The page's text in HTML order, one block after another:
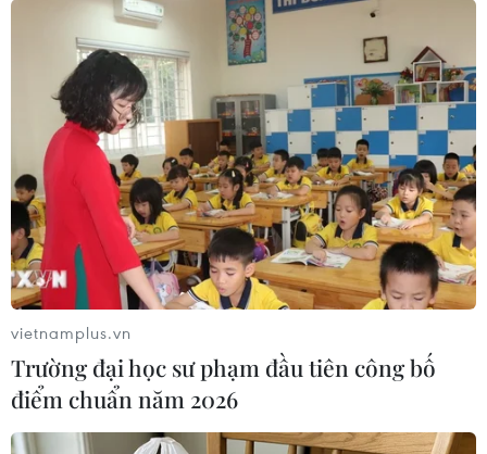
IEA điều chỉnh hạ dự báo về nhu cầu tiêu
thụ dầu mỏ năm 2024
15/05/2024 12:49
Theo IEA, lượng tiêu thụ nhiên liệu trên thế giới năm nay
sẽ tăng 1,1 triệu thùng/ngày, thấp hơn khoảng 140.000
thùng so với con số được đưa ra trong báo cáo tháng
trước.
vietnamplus.vn
Trường đại học sư phạm đầu tiên công bố
điểm chuẩn năm 2026